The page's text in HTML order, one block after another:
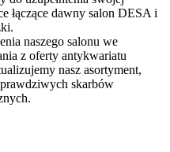
łączące dawny salon DESA i
naszego salonu we
z oferty antykwariatu
nasz asortyment,
skarbów